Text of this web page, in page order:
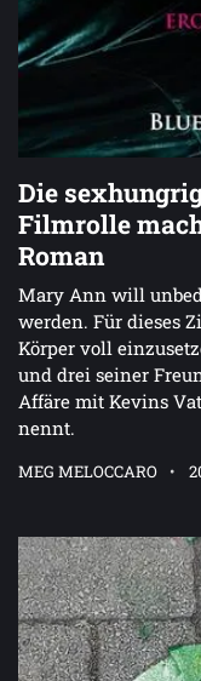
Die
Filmrolle
Roman
Mary Ann will
werden. Für dieses
Körper voll
und drei seiner
Affäre mit Kevins
nennt.
MEG MELOCCARO